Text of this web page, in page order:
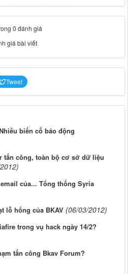
0 đánh giá
giá bài viết
Tweet
biến cố báo động
tấn công, toàn bộ cơ sở dữ liệu
của... Tổng thống Syria
lỗ hổng của BKAV (06/03/2012)
trong vụ hack ngày 14/2?
tấn công Bkav Forum?